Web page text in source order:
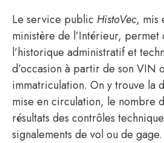
Le service public HistoVec, mis
ministère de l’Intérieur, permet
l’historique administratif et
d’occasion à partir de son VIN
immatriculation. On y trouve la
mise en circulation, le nombre
résultats des contrôles
signalements de vol ou de gage.